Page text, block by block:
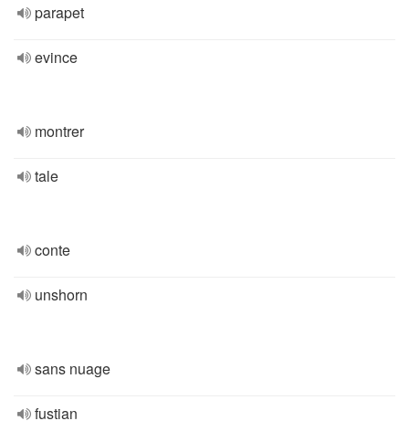
parapet
evince
montrer
tale
conte
unshorn
sans nuage
fustian